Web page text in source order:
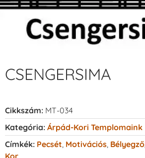
CSENGERSIMA
Cikkszám: MT-034
Kategória: Árpád-Kori Templomaink
Címkék: Pecsét Motivációs Bélyegző
Kor